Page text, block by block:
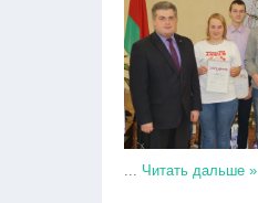
... Читать дальше »